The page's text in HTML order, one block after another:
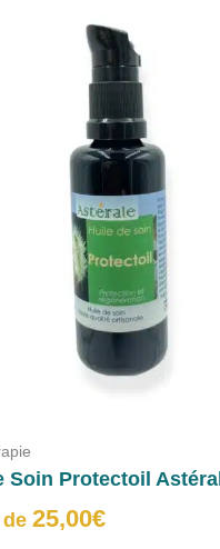
Soin Protectoil
25,00€